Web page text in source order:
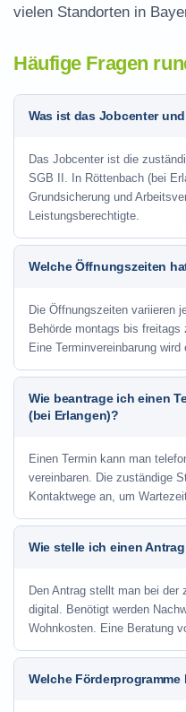
vielen Standorten in
Häufige Fragen
Was ist das Jobcenter
Das Jobcenter ist die
SGB II. In Röttenbach (bei
Grundsicherung und
Leistungsberechtigte.
Welche Öffnungszeiten
Die Öffnungszeiten variieren
Behörde montags bis
Eine Terminvereinbarung wird
Wie beantrage ich einen
(bei Erlangen)?
Einen Termin kann man
vereinbaren. Die zuständige
Kontaktwege an, um
Wie stelle ich einen
Den Antrag stellt man bei der
digital. Benötigt werden
Wohnkosten. Eine Beratung
Welche